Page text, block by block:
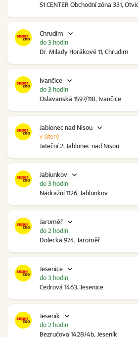
S1 CENTER Obchodní zóna 331,
Chrudim
Dr. Milady Horákové 11, Chrudim
do 3 hodin
Ivančice
Oslavanská 1597/118, Ivančice
do 3 hodin
Jablonec nad Nisou
Jateční 2, Jablonec nad Nisou
v úterý
Jablunkov
Nádražní 1126, Jablunkov
do 3 hodin
Jaroměř
Dolecká 974, Jaroměř
do 2 hodin
Jesenice
Cedrová 1463, Jesenice
do 3 hodin
Jeseník
Bezručova 1428/4b, Jeseník
do 2 hodin